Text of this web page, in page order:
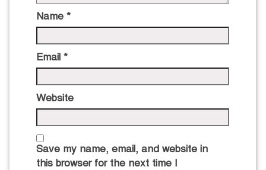
Name *
Email *
Website
Save my name, email, and website in
this browser for the next time I